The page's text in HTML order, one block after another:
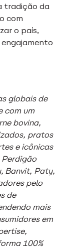
tradição da
com
o país,
globais de
com um
bovina,
pratos
e icônicas
Banvit, Paty,
pelo
de
mais
em
100%